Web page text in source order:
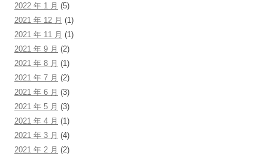
2022 年 1 月 (5)
2021 年 12 月 (1)
2021 年 11 月 (1)
2021 年 9 月 (2)
2021 年 8 月 (1)
2021 年 7 月 (2)
2021 年 6 月 (3)
2021 年 5 月 (3)
2021 年 4 月 (1)
2021 年 3 月 (4)
2021 年 2 月 (2)